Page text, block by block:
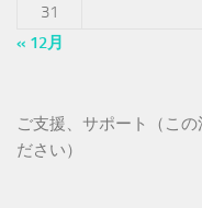
31
« 12月
ご支援、サポート（こ
ださい）